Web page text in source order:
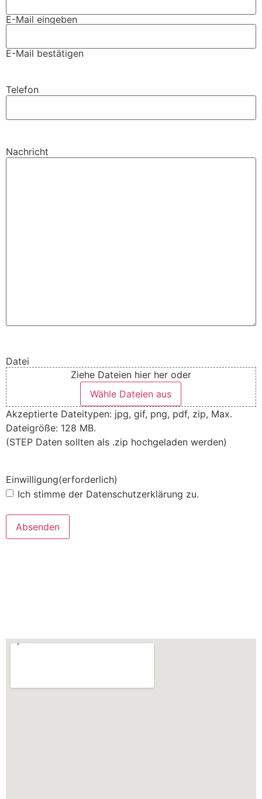
E-Mail eingeben
E-Mail bestätigen
Telefon
Nachricht
Datei
Ziehe Dateien hier her oder
Wähle Dateien aus
Akzeptierte Dateitypen: jpg, gif, png, pdf, zip, Max.
Dateigröße: 128 MB.
(STEP Daten sollten als .zip hochgeladen werden)
Einwilligung(erforderlich)
Ich stimme der Datenschutzerklärung zu.